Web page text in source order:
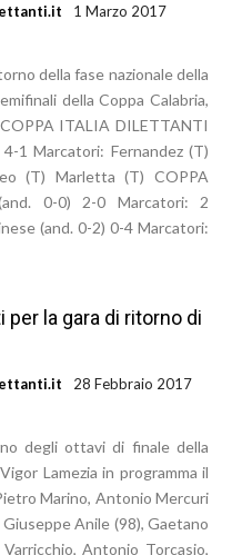
1 Marzo 2017
della fase nazionale della
della Coppa Calabria,
ITALIA DILETTANTI
1 Marcatori: Fernandez (T)
(T) Marletta (T) COPPA
0-0) 2-0 Marcatori: 2
(and. 0-2) 0-4 Marcatori:
la gara di ritorno di
28 Febbraio 2017
degli ottavi di finale della
Lamezia in programma il
Marino, Antonio Mercuri
Anile (98), Gaetano
Antonio Torcasio,